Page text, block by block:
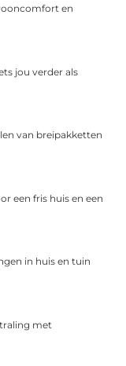
en
jou verder als
van breipakketten
een fris huis en een
in huis en tuin
met